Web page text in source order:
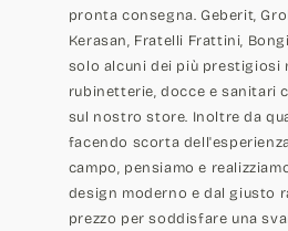
pronta consegna. Geberit,
Kerasan, Fratelli Frattini,
solo alcuni dei più prestigiosi
rubinetterie, docce e sanitari
sul nostro store. Inoltre da
facendo scorta
campo, pensiamo e
design moderno e dal giusto
prezzo per soddisfare una